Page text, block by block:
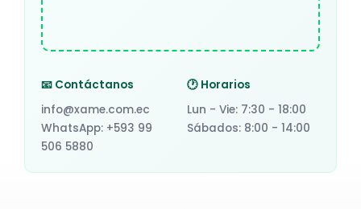
📧 Contáctanos
info@xame.com.ec
WhatsApp: +593 99
506 5880
🕐 Horarios
Lun - Vie: 7:30 - 18:00
Sábados: 8:00 - 14:00